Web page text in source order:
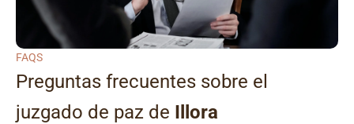
FAQS
Preguntas frecuentes sobre el
juzgado de paz de Illora